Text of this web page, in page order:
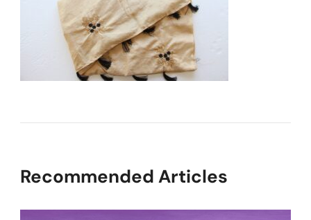
Recommended Articles